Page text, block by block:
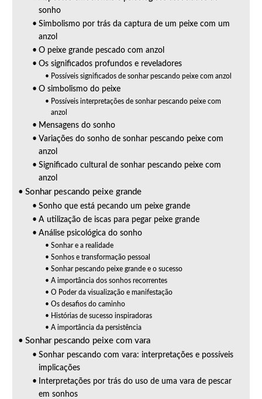
sonho
Simbolismo por trás da captura de um peixe com um
anzol
O peixe grande pescado com anzol
Os significados profundos e reveladores
Possíveis significados de sonhar pescando peixe com anzol
O simbolismo do peixe
Possíveis interpretações de sonhar pescando peixe com
anzol
Mensagens do sonho
Variações do sonho de sonhar pescando peixe com
anzol
Significado cultural de sonhar pescando peixe com
anzol
Sonhar pescando peixe grande
Sonho que está pecando um peixe grande
A utilização de iscas para pegar peixe grande
Análise psicológica do sonho
Sonhar e a realidade
Sonhos e transformação pessoal
Sonhar pescando peixe grande e o sucesso
A importância dos sonhos recorrentes
O Poder da visualização e manifestação
Os desafios do caminho
Histórias de sucesso inspiradoras
A importância da persistência
Sonhar pescando peixe com vara
Sonhar pescando com vara: interpretações e possíveis
implicações
Interpretações por trás do uso de uma vara de pescar
em sonhos